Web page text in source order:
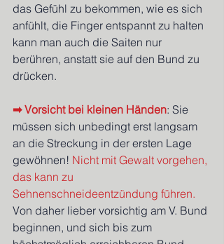
das Gefühl zu bekommen, wie es sich
anfühlt, die Finger entspannt zu halten
kann man auch die Saiten nur
berühren, anstatt sie auf den Bund zu
drücken.
➡ Vorsicht bei kleinen Händen: Sie
müssen sich unbedingt erst langsam
an die Streckung in der ersten Lage
gewöhnen! Nicht mit Gewalt vorgehen,
das kann zu
Sehnenschneideentzündung führen.
Von daher lieber vorsichtig am V. Bund
beginnen, und sich bis zum